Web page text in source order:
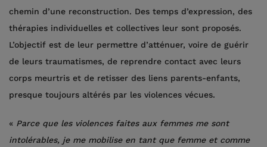
chemin d’une reconstruction. Des temps d’expression, des
thérapies individuelles et collectives leur sont proposés.
L’objectif est de leur permettre d’atténuer, voire de guérir
de leurs traumatismes, de reprendre contact avec leurs
corps meurtris et de retisser des liens parents-enfants,
presque toujours altérés par les violences vécues.
« Parce que les violences faites aux femmes me sont
intolérables, je me mobilise en tant que femme et comme